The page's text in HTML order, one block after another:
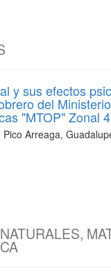
y sus efectos
del
"MTOP" Zonal 4
Arreaga,